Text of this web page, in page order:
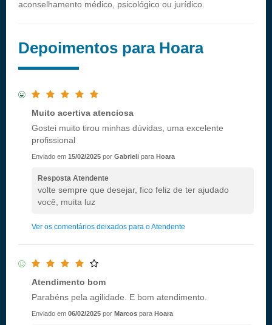
aconselhamento médico, psicológico ou jurídico.
Depoimentos para Hoara
Muito acertiva atenciosa
Gostei muito tirou minhas dúvidas, uma excelente
profissional
Enviado em 15/02/2025 por Gabrieli para Hoara
Resposta Atendente
volte sempre que desejar, fico feliz de ter ajudado
você, muita luz
Ver os comentários deixados para o Atendente
Atendimento bom
Parabéns pela agilidade. E bom atendimento.
Enviado em 06/02/2025 por Marcos para Hoara